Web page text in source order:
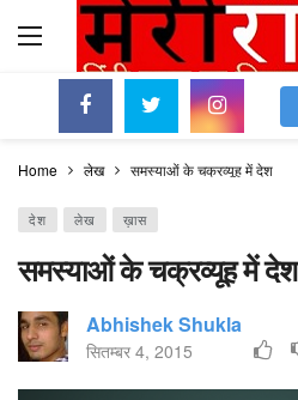
Home लेख समस्याओं के चक्रव्यूह में देश
देश लेख ख़ास
समस्याओं के चक्रव्यूह में देश
Abhishek Shukla
सितम्बर 4, 2015